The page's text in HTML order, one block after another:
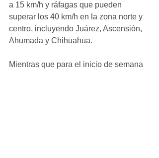
a 15 km/h y ráfagas que pueden
superar los 40 km/h en la zona norte y
centro, incluyendo Juárez, Ascensión,
Ahumada y Chihuahua.
Mientras que para el inicio de semana